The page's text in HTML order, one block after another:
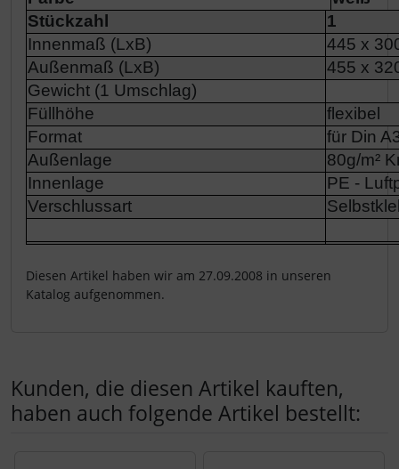
Stückzahl
1
Innenmaß (LxB)
445 x
Außenmaß (LxB)
455 x
Gewicht (1 Umschlag)
Füllhöhe
flexibel
Format
für Din
Außenlage
80g/m²
Innenlage
PE -
Verschlussart
Diesen Artikel haben wir am 27.09.2008 in unseren
Katalog aufgenommen.
Kunden, die diesen Artikel kauften,
haben auch folgende Artikel bestellt: